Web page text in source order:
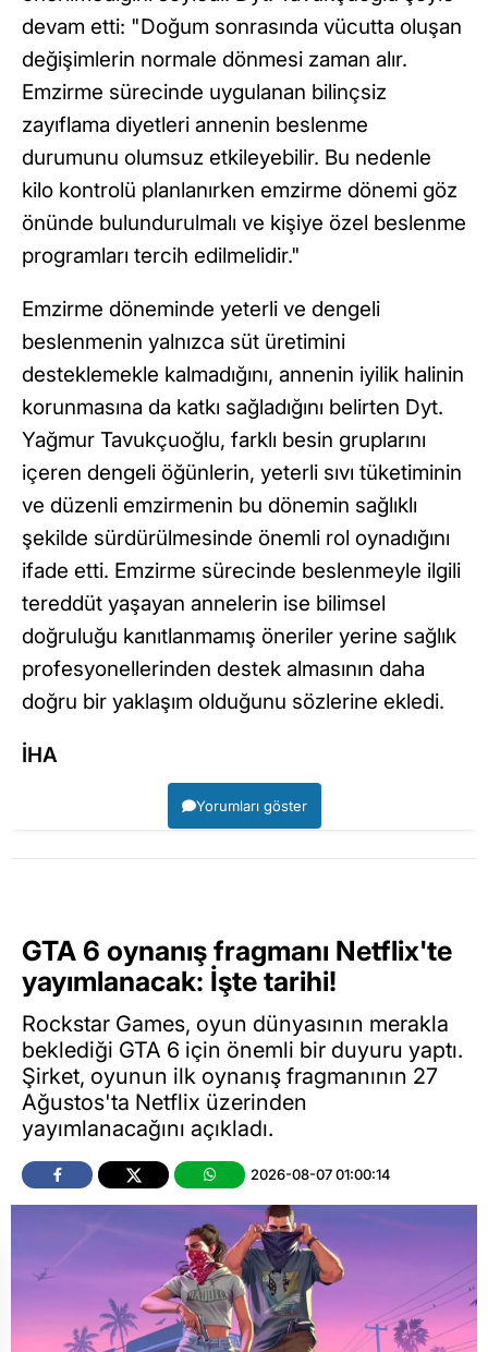
devam etti: "Doğum sonrasında vücutta oluşan
değişimlerin normale dönmesi zaman alır.
Emzirme sürecinde uygulanan bilinçsiz
zayıflama diyetleri annenin beslenme
durumunu olumsuz etkileyebilir. Bu nedenle
kilo kontrolü planlanırken emzirme dönemi göz
önünde bulundurulmalı ve kişiye özel beslenme
programları tercih edilmelidir."
Emzirme döneminde yeterli ve dengeli
beslenmenin yalnızca süt üretimini
desteklemekle kalmadığını, annenin iyilik halinin
korunmasına da katkı sağladığını belirten Dyt.
Yağmur Tavukçuoğlu, farklı besin gruplarını
içeren dengeli öğünlerin, yeterli sıvı tüketiminin
ve düzenli emzirmenin bu dönemin sağlıklı
şekilde sürdürülmesinde önemli rol oynadığını
ifade etti. Emzirme sürecinde beslenmeyle ilgili
tereddüt yaşayan annelerin ise bilimsel
doğruluğu kanıtlanmamış öneriler yerine sağlık
profesyonellerinden destek almasının daha
doğru bir yaklaşım olduğunu sözlerine ekledi.
İHA
Yorumları göster
GTA 6 oynanış fragmanı Netflix'te
yayımlanacak: İşte tarihi!
Rockstar Games, oyun dünyasının merakla
beklediği GTA 6 için önemli bir duyuru yaptı.
Şirket, oyunun ilk oynanış fragmanının 27
Ağustos'ta Netflix üzerinden
yayımlanacağını açıkladı.
2026-08-07 01:00:14